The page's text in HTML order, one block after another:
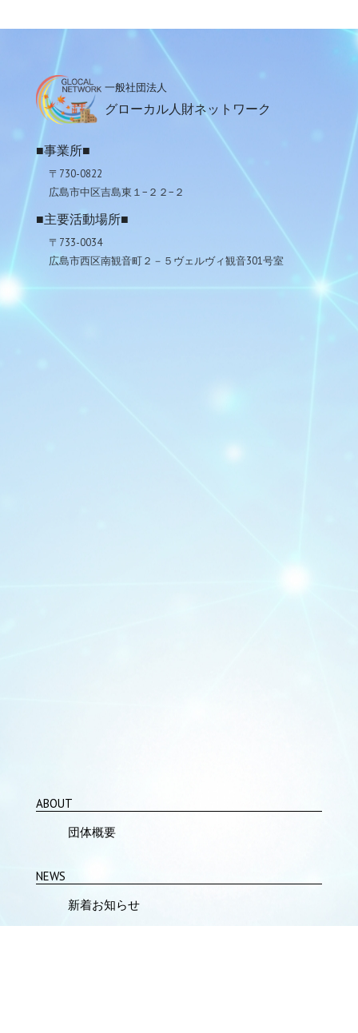
一般社団法人
グローカル人財ネットワーク
■事業所■
〒730-0822
広島市中区吉島東１−２２−２
■主要活動場所■
〒733-0034
広島市西区南観音町２－５ヴェルヴィ観音301号室
ABOUT
団体概要
NEWS
新着お知らせ